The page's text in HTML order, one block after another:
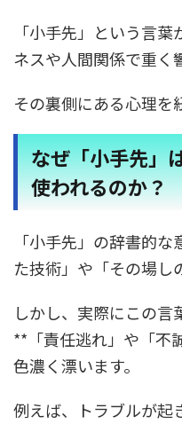
「小手先」という言
ネスや人間関係で重く
その裏側にある心理を
なぜ「小手先」
使われるのか？
「小手先」の辞書的
た技術」や「その場し
しかし、実際にこの言
**「責任逃れ」や「不
色濃く漂います。
例えば、トラブルが起